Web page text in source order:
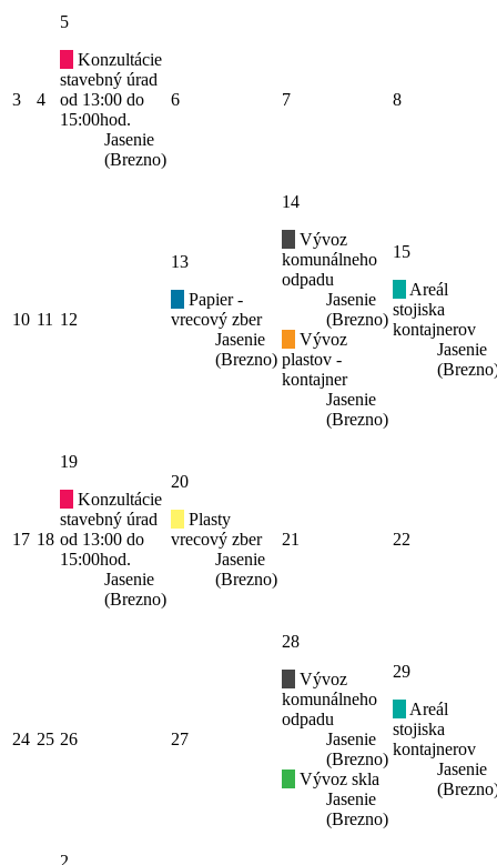
3 4
5
Konzultácie
stavebný úrad
od 13:00 do
15:00hod.
Jasenie
(Brezno)
6 7 8
10 11 12
13
Papier -
vrecový zber
Jasenie
(Brezno)
14
Vývoz
komunálneho
odpadu
Jasenie
(Brezno)
Vývoz
plastov -
kontajner
Jasenie
(Brezno)
15
Areál
stojiska
kontajnerov
Jasenie
17 18
19
Konzultácie
stavebný úrad
od 13:00 do
15:00hod.
Jasenie
(Brezno)
20
Plasty
vrecový zber
Jasenie
(Brezno)
21 22
24 25 26 27
28
Vývoz
komunálneho
odpadu
Jasenie
(Brezno)
Vývoz skla
Jasenie
(Brezno)
29
Areál
stojiska
kontajnerov
Jasenie